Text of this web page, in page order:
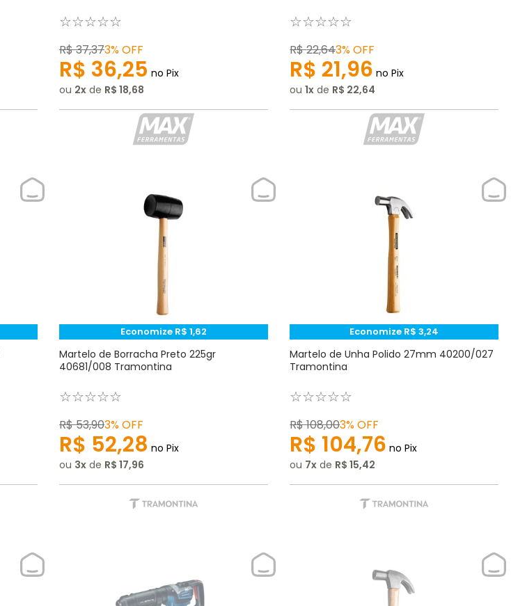
☆☆☆☆☆
R$37,373%OFF
R$ 36,25 no Pix
ou 2 de R$ 18,68
☆☆☆☆☆
R$22,643%OFF
R$ 21,96 no Pix
ou1 de R$ 22,64
Economize R$ 1,62
Martelo de Borracha Preto 225gr
40681/008 Tramontina
☆☆☆☆☆
R$53,903%OFF
R$ 52,28 no Pix
ou 3 de R$ 17,96
Economize R$ 3,24
Martelo de Unha Polido 27mm 40200/027
Tramontina
☆☆☆☆☆
R$108,003%OFF
R$ 104,76 no Pix
ou 7 de R$ 15,42